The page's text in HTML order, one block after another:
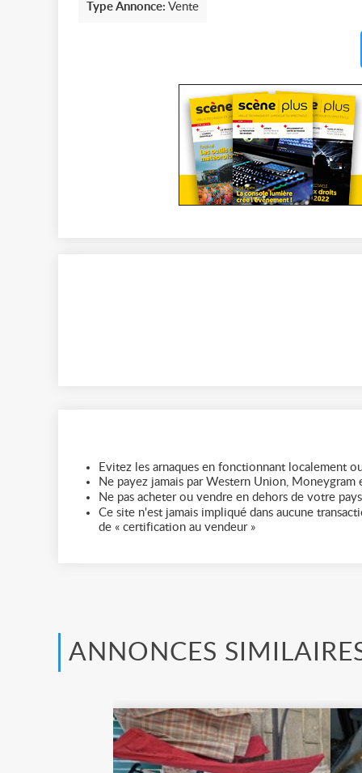
Type Annonce: Vente
Evitez les arnaques en fonctionnant localement
Ne payez jamais par Western Union, Moneygram
Ne pas acheter ou vendre en dehors de votre
Ce site n'est jamais impliqué dans aucune
de « certification au vendeur »
ANNONCES